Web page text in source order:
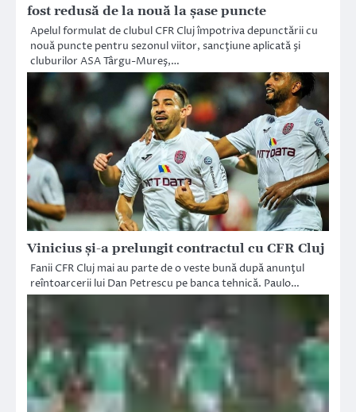
fost redusă de la nouă la șase puncte
Apelul formulat de clubul CFR Cluj împotriva depunctării cu
nouă puncte pentru sezonul viitor, sancţiune aplicată şi
cluburilor ASA Târgu-Mureş,…
Vinicius și-a prelungit contractul cu CFR Cluj
Fanii CFR Cluj mai au parte de o veste bună după anunţul
reîntoarcerii lui Dan Petrescu pe banca tehnică. Paulo…